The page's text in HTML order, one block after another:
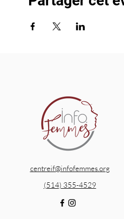
centreif@infofemmes.org
(514) 355-4529